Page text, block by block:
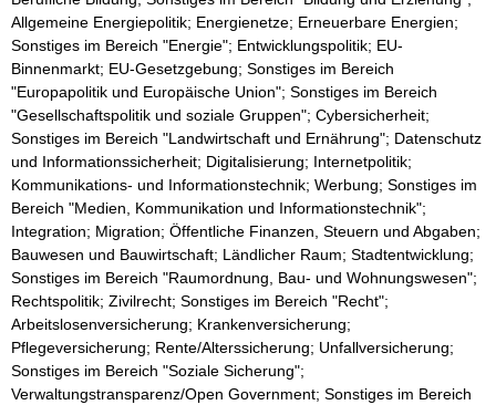
Allgemeine Energiepolitik; Energienetze; Erneuerbare Energien;
Sonstiges im Bereich "Energie"; Entwicklungspolitik; EU-
Binnenmarkt; EU-Gesetzgebung; Sonstiges im Bereich
"Europapolitik und Europäische Union"; Sonstiges im Bereich
"Gesellschaftspolitik und soziale Gruppen"; Cybersicherheit;
Sonstiges im Bereich "Landwirtschaft und Ernährung"; Datenschutz
und Informationssicherheit; Digitalisierung; Internetpolitik;
Kommunikations- und Informationstechnik; Werbung; Sonstiges im
Bereich "Medien, Kommunikation und Informationstechnik";
Integration; Migration; Öffentliche Finanzen, Steuern und Abgaben;
Bauwesen und Bauwirtschaft; Ländlicher Raum; Stadtentwicklung;
Sonstiges im Bereich "Raumordnung, Bau- und Wohnungswesen";
Rechtspolitik; Zivilrecht; Sonstiges im Bereich "Recht";
Arbeitslosenversicherung; Krankenversicherung;
Pflegeversicherung; Rente/Alterssicherung; Unfallversicherung;
Sonstiges im Bereich "Soziale Sicherung";
Verwaltungstransparenz/Open Government; Sonstiges im Bereich